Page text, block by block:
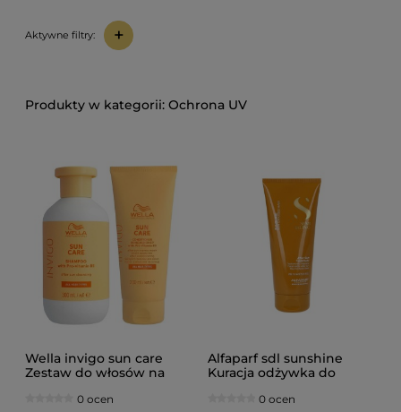
Aktywne filtry: +
Ochrona UV
Wella invigo sun care
Zestaw do włosów na
odżywka 200ml
0 ocen
Alfaparf sdl sunshine
Kuracja odżywka do
0 ocen